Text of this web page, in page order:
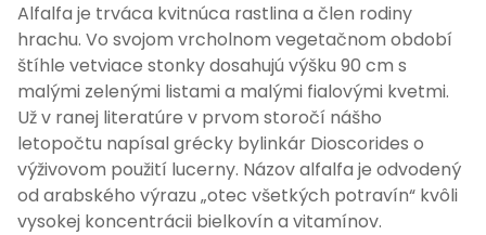
Alfalfa je trváca kvitnúca rastlina a člen rodiny
hrachu. Vo svojom vrcholnom vegetačnom období
štíhle vetviace stonky dosahujú výšku 90 cm s
malými zelenými listami a malými fialovými kvetmi.
Už v ranej literatúre v prvom storočí nášho
letopočtu napísal grécky bylinkár Dioscorides o
výživovom použití lucerny. Názov alfalfa je odvodený
od arabského výrazu „otec všetkých potravín“ kvôli
vysokej koncentrácii bielkovín a vitamínov.